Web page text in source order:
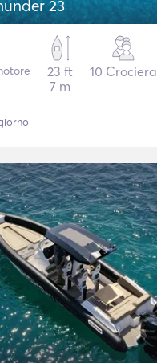
23
23 ft
7 m
10 Crociera